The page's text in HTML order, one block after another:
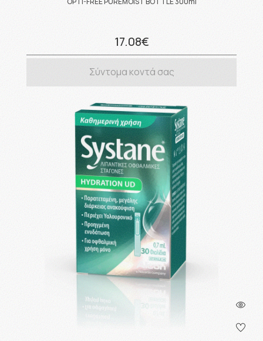
17.08€
Σύντομα κοντά σας